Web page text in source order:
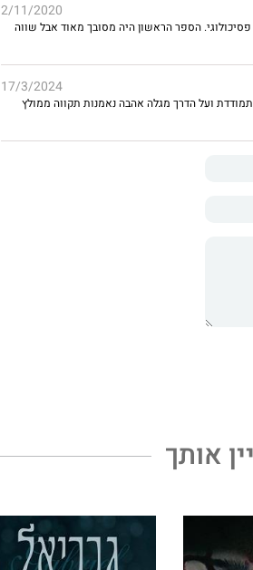
2/11/2020
הספר הראשון היה מסובך מאוד אבל שווה
17/3/2024
ועל הדרך מגלה אהבה נאמנות תקווה ממולץ
אותך